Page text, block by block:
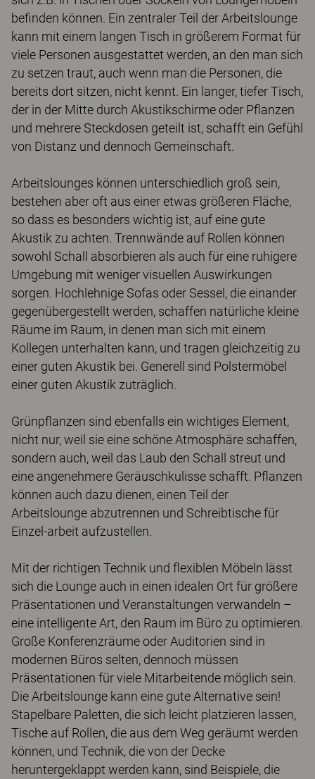
befinden können. Ein zentraler Teil der Arbeitslounge
kann mit einem langen Tisch in größerem Format für
viele Personen ausgestattet werden, an den man sich
zu setzen traut, auch wenn man die Personen, die
bereits dort sitzen, nicht kennt. Ein langer, tiefer Tisch,
der in der Mitte durch Akustikschirme oder Pflanzen
und mehrere Steckdosen geteilt ist, schafft ein Gefühl
von Distanz und dennoch Gemeinschaft.
Arbeitslounges können unterschiedlich groß sein,
bestehen aber oft aus einer etwas größeren Fläche,
so dass es besonders wichtig ist, auf eine gute
Akustik zu achten. Trennwände auf Rollen können
sowohl Schall absorbieren als auch für eine ruhigere
Umgebung mit weniger visuellen Auswirkungen
sorgen. Hochlehnige Sofas oder Sessel, die einander
gegenübergestellt werden, schaffen natürliche kleine
Räume im Raum, in denen man sich mit einem
Kollegen unterhalten kann, und tragen gleichzeitig zu
einer guten Akustik bei. Generell sind Polstermöbel
einer guten Akustik zuträglich.
Grünpflanzen sind ebenfalls ein wichtiges Element,
nicht nur, weil sie eine schöne Atmosphäre schaffen,
sondern auch, weil das Laub den Schall streut und
eine angenehmere Geräuschkulisse schafft. Pflanzen
können auch dazu dienen, einen Teil der
Arbeitslounge abzutrennen und Schreibtische für
Einzel-arbeit aufzustellen.
Mit der richtigen Technik und flexiblen Möbeln lässt
sich die Lounge auch in einen idealen Ort für größere
Präsentationen und Veranstaltungen verwandeln –
eine intelligente Art, den Raum im Büro zu optimieren.
Große Konferenzräume oder Auditorien sind in
modernen Büros selten, dennoch müssen
Präsentationen für viele Mitarbeitende möglich sein.
Die Arbeitslounge kann eine gute Alternative sein!
Stapelbare Paletten, die sich leicht platzieren lassen,
Tische auf Rollen, die aus dem Weg geräumt werden
können, und Technik, die von der Decke
heruntergeklappt werden kann, sind Beispiele, die